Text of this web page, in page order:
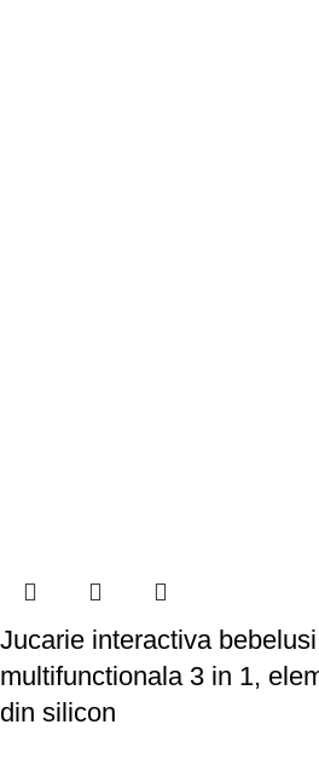
Jucarie interactiva
multifunctionala 3 in 1,
din silicon